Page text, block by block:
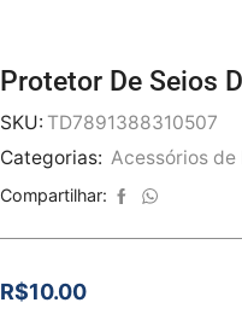
Protetor De Seios
SKU: TD7891388310507
Categorias: Acessórios de
Compartilhar:
R$10.00